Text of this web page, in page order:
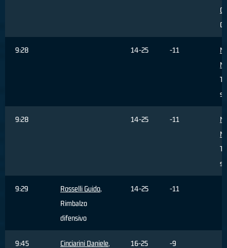
9:28 14-25 -11
9:28 14-25 -11
9:29 Rosselli Guido,
Rimbalzo
difensivo
14-25 -11
9:45 Cinciarini Daniele,
16-25 -9